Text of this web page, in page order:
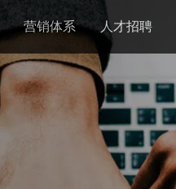
营销体系 人才招聘